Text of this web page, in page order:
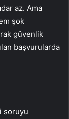
az. Ama
şok
güvenlik
başvurularda
soruyu